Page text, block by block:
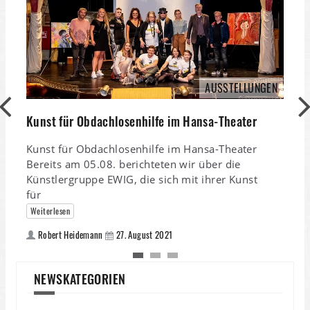
AUSSTELLUNGEN
Kunst für Obdachlosenhilfe im Hansa-Theater
Kunst für Obdachlosenhilfe im Hansa-Theater
Bereits am 05.08. berichteten wir über die
Künstlergruppe EWIG, die sich mit ihrer Kunst
für
Weiterlesen
Robert Heidemann 27. August 2021
NEWSKATEGORIEN